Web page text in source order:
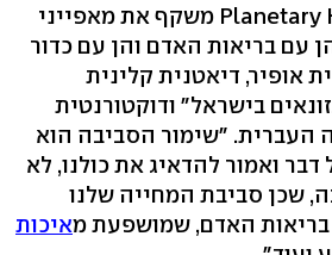
"הכינוי Planetary Health Diet משקף את מאפייני
עם בריאות האדם והן עם כדור
אופיר, דיאטנית קלינית
בישראל" ודוקטורנטית
העברית. "שימור הסביבה הוא
דבר ואמור להדאיג את כולנו, לא
שכן סביבת המחייה שלנו
האדם, שמושפעת מאיכות